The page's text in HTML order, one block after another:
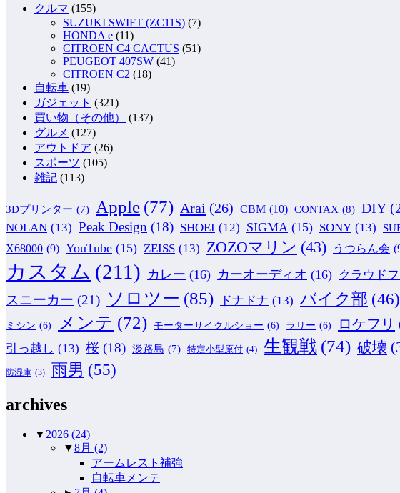
クルマ (155)
SUZUKI SWIFT (ZC11S) (7)
HONDA e (11)
CITROEN C4 CACTUS (51)
PEUGEOT 407SW (41)
CITROEN C2 (18)
自転車 (19)
ガジェット (321)
買い物（その他）
(137)
グルメ (127)
アウトドア (26)
スポーツ (105)
雑記 (113)
3Dプリンター (7) Apple (77) Arai (26) CBM (10) CONTAX (8) DIY
NOLAN (13) Peak Design (18) SHOEI (12) SIGMA (15) SONY (13)
X68000 (9) YouTube (15) ZEISS (13) ZOZOマリン (43) うつらん会
カスタム (211) カレー (16) カーオーディオ (16) クラウド
スニーカー (21) ソロツー (85) ドナドナ (13) バイク部 (46)
ミシン (6) メンテ (72) モーターサイクルショー (6) ラリー (6) ロケフリ
引っ越し (13) 桜 (18) 淡路島 (7) 特定小型原付 (4) 生観戦 (74) 破壊
防湿庫 (3) 雨男 (55)
archives
▼2026 (24)
▼8月 (2)
アームレスト補強
自転車メンテ